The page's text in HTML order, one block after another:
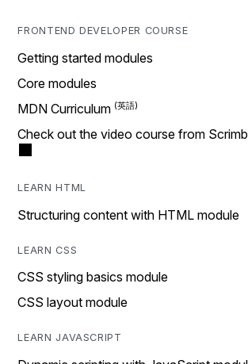
FRONTEND DEVELOPER COURSE
Getting started modules
Core modules
MDN Curriculum
Check out the video course from
LEARN HTML
Structuring content with HTML module
LEARN CSS
CSS styling basics module
CSS layout module
LEARN JAVASCRIPT